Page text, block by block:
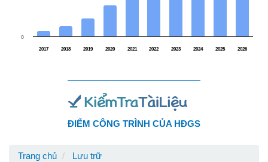
2017 2018 2019 2020 2021 2022 2023 2024 2025 2026
0
ĐIỂM CÔNG TRÌNH CỦA HĐGS
Trang chủ
Lưu trữ